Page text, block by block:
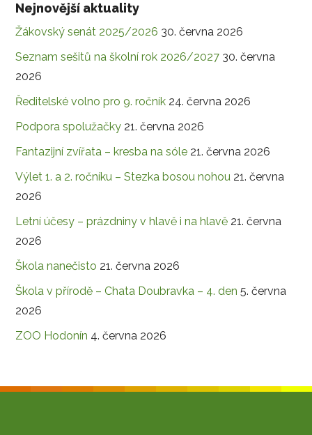
Nejnovější aktuality
Žákovský senát 2025/2026 30. června 2026
Seznam sešitů na školní rok 2026/2027 30. června
2026
Ředitelské volno pro 9. ročník 24. června 2026
Podpora spolužačky 21. června 2026
Fantazijní zvířata – kresba na sóle 21. června 2026
Výlet 1. a 2. ročníku – Stezka bosou nohou 21. června
2026
Letní účesy – prázdniny v hlavě i na hlavě 21. června
2026
Škola nanečisto 21. června 2026
Škola v přírodě – Chata Doubravka – 4. den 5. června
2026
ZOO Hodonín 4. června 2026